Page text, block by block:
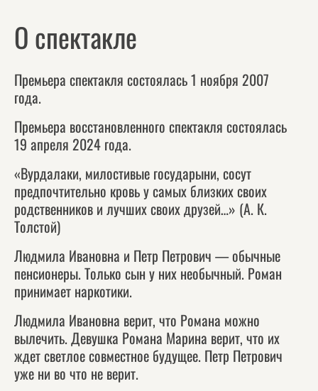
О спектакле
Премьера спектакля состоялась 1 ноября 2007
года.
Премьера восстановленного спектакля состоялась
19 апреля 2024 года.
«Вурдалаки, милостивые государыни, сосут
предпочтительно кровь у самых близких своих
родственников и лучших своих друзей…» (А. К.
Толстой)
Людмила Ивановна и Петр Петрович — обычные
пенсионеры. Только сын у них необычный. Роман
принимает наркотики.
Людмила Ивановна верит, что Романа можно
вылечить. Девушка Романа Марина верит, что их
ждет светлое совместное будущее. Петр Петрович
уже ни во что не верит.